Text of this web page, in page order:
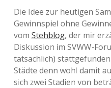
Die Idee zur heutigen
Gewinnspiel ohne
vom Stehblog, der mir
Diskussion im SVWW-
tatsächlich)
Städte denn wohl damit
sich zwei Stadien von